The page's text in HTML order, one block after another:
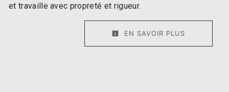
et travaille avec propreté et rigueur.
EN SAVOIR PLUS